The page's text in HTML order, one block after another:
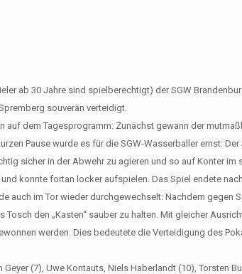
ab 30 Jahre sind spielberechtigt) der SGW
souverän verteidigt.
auf dem Tagesprogramm: Zunächst gewann der
Pause wurde es für die SGW-Wasserballer ernst:
sicher in der Abwehr zu agieren und so auf Konter
konnte fortan locker aufspielen. Das Spiel endete
auch im Tor wieder durchgewechselt: Nachdem gegen
Tosch den „Kasten“ sauber zu halten. Mit gleicher
werden. Dies bedeutete die Verteidigung des
(7), Uwe Kontauts, Niels Haberlandt (10), Torsten